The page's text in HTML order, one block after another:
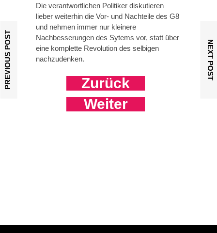
Die verantwortlichen Politiker diskutieren
lieber weiterhin die Vor- und Nachteile des G8
und nehmen immer nur kleinere
Nachbesserungen des Sytems vor, statt über
eine komplette Revolution des selbigen
nachzudenken.
Zurück
Weiter
PREVIOUS POST NEXT POST